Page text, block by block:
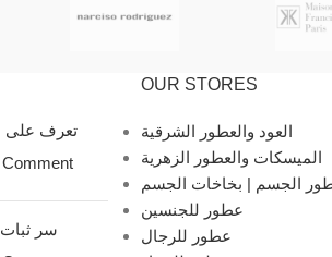
تعرف على
Comment
سر
OUR STORES
العود والعطور الشرقية
الميسكات والعطور الزهرية
الجسم | بخاخات الجسم
عطور للجنسين
عطور للرجال